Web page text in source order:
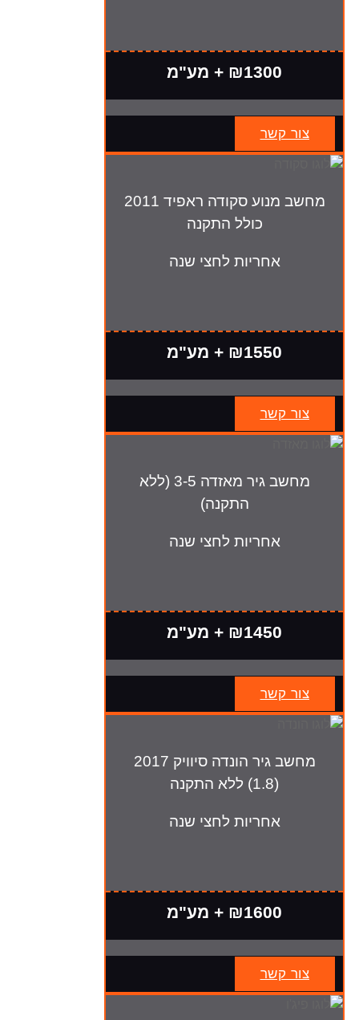
₪1300 + מע"מ
צור קשר
מחשב מנוע סקודה ראפיד 2011
כולל התקנה
אחריות לחצי שנה
₪1550 + מע"מ
צור קשר
מחשב גיר מאזדה 3-5 (ללא
התקנה)
אחריות לחצי שנה
₪1450 + מע"מ
צור קשר
מחשב גיר הונדה סיוויק 2017
(1.8) ללא התקנה
אחריות לחצי שנה
₪1600 + מע"מ
צור קשר